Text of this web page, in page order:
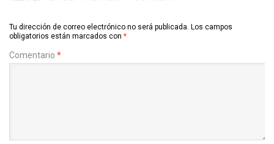
Tu dirección de correo electrónico no será publicada. Los campos
obligatorios están marcados con *
Comentario *